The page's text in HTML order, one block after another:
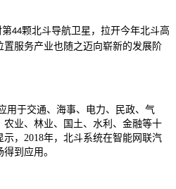
第44颗北斗导航卫星，拉开今年北斗高
服务产业也随之迈向崭新的发展阶
用于交通、海事、电力、民政、气
业、林业、国土、水利、金融等十
， 2018年，北斗系统在智能网联汽
到应用。